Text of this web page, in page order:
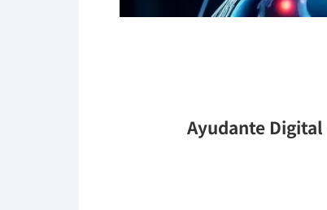
Ayudante Digital